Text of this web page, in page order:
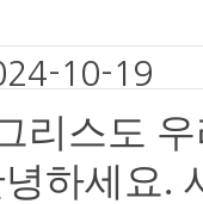
10-19
리스도
하세요.